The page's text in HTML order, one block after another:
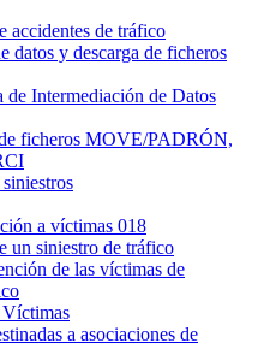
accidentes de tráfico
datos y descarga de ficheros
de Intermediación de Datos
ficheros MOVE/PADRÓN,
a víctimas 018
un siniestro de tráfico
de las víctimas de
Víctimas
a asociaciones de